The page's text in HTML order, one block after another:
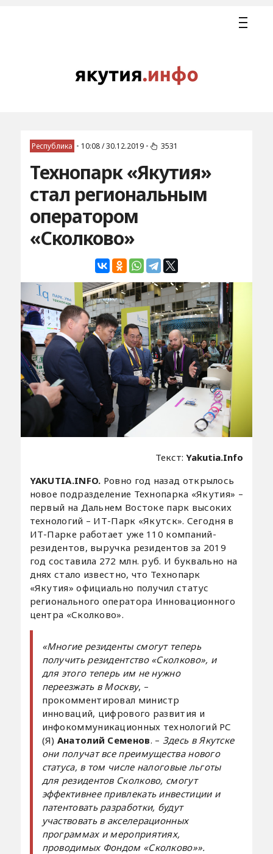
Республика • 10:08 / 30.12.2019 • 3531
Технопарк «Якутия»
стал региональным
оператором
«Сколково»
Текст:Yakutia.Info
YAKUTIA.INFO. Ровно год назад открылось
новое подразделение Технопарка «Якутия» –
первый на Дальнем Востоке парк высоких
технологий – ИТ-Парк «Якутск». Сегодня в
ИТ-Парке работает уже 110 компаний-
резидентов, выручка резидентов за 2019
год составила 272 млн. руб. И буквально на
днях стало известно, что Технопарк
«Якутия» официально получил статус
регионального оператора Инновационного
центра «Сколково».
«Многие резиденты смогут теперь
получить резидентство «Сколково», и
для этого теперь им не нужно
переезжать в Москву, –
прокомментировал министр
инноваций, цифрового развития и
инфокоммуникационных технологий РС
(Я) Анатолий Семенов. – Здесь в Якутске
они получат все преимущества нового
статуса, в том числе налоговые льготы
для резидентов Сколково, смогут
эффективнее привлекать инвестиции и
патентовать разработки, будут
участвовать в акселерационных
программах и мероприятиях,
проводимых Фондом «Сколково»».